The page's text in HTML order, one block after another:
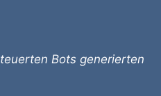
Bots generierten